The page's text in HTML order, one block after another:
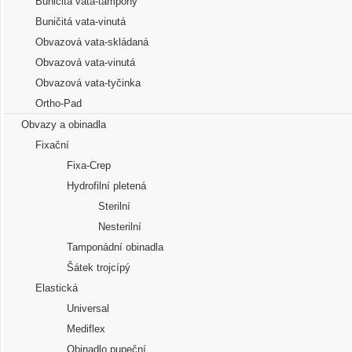
Buničitá vata-vinutá
Obvazová vata-skládaná
Obvazová vata-vinutá
Obvazová vata-tyčinka
Ortho-Pad
Obvazy a obinadla
Fixační
Fixa-Crep
Hydrofilní pletená
Sterilní
Nesterilní
Tamponádní obinadla
Šátek trojcípý
Elastická
Universal
Mediflex
Obinadlo pupeční